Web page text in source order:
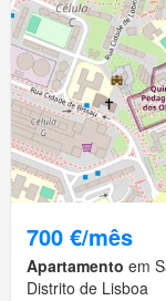
700 €/mês
Apartamento em
Distrito de Lisboa